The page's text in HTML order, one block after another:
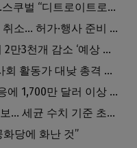
몸은 다저스에 있는데 마음은…스쿠벌 “디트로이트로 돌아가고파”
사상 첫 LA 재즈 페스티벌 돌연 취소… 허가·행사 준비 문제로 일정 변경
미 고용시장 급랭 … 7월 일자리 2만3천개 감소 ‘예상 밖 쇼크’
사우스 LA 하이드파크서 지역사회 활동가 대낮 총격 사망… 용의자 도주
지난해 LA 도심 반 ICE 시위 대응에 1,700만 달러 이상 지출… LAPD, 대규모 시위 대비 강화 필요
LA 카운티 일부 해변에 수질 경보… 세균 수치 기준 초과, 입수 자제 당부
당에 화난 것”